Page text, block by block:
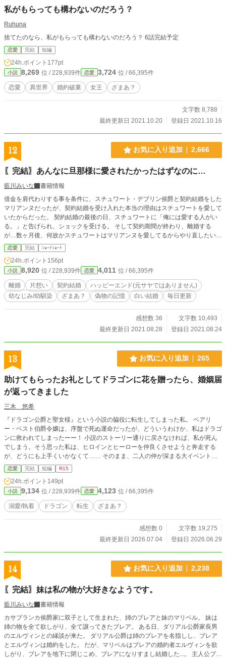
私がもらっても構わないのだろう？
Ruhuna
捨てたのなら、私がもらっても構わないのだろう？ 6話完結予定
恋愛 完結 短編
24h.ポイント 177pt
小説 8,269 位 / 228,939件 恋愛 3,724 位 / 66,395件
恋愛 異世界 婚約破棄 女王 ざまあ？
文字数 8,788
最終更新日 2021.10.20
登録日 2021.10.16
12 お気に入り追加 2,666
〖完結〗あんなに旦那様に愛されたかったはずなのに…
藍川みいな
書籍情報
借金を肩代わりする事を条件に、スチュワート・デブリン侯爵と契約結婚をした
マリアンヌだったが、契約結婚を受け入れた本当の理由はスチュワートを愛して
いたからだった。 契約結婚の最後の日、スチュワートに「俺には愛する人がい
る。」と告げられ、ショックを受ける。 そして契約期間が終わり、離婚する
が…数ヶ月後、何故かスチュワートはマリアンヌを愛してるからやり直したいと
言ってきた。 設定はゆるゆるの、架空の世界のお話です。 全9話で完結になり
ます。
恋愛 完結 ｼｮｰﾄｼｮｰﾄ
24h.ポイント 156pt
小説 8,920 位 / 228,939件 恋愛 4,011 位 / 66,395件
離婚 片想い 契約結婚
ハッピーエンド(元サヤではありません)
幼なじみ/幼馴染
ざまあ？ 偽物の記憶 白い結婚 毎日更新
感想数 36
文字数 10,493
最終更新日 2021.08.28
登録日 2021.08.24
13 お気に入り追加 265
助けてもらったお礼としてドラゴンに花を贈ったら、婚姻届
が返ってきました
三木 悠希
『ドラゴン公爵と聖女様』という小説の脇役に転生してしまった私。 ベアリ
ー・ベスト伯爵令嬢は、序盤で死ぬ運命だったが、どういうわけか、私はドラゴ
ンに救われてしまったーー！ 小説のストーリー通りに戻さなければ、私が死ん
でしまう。そう思った私は、ヒロインとヒーローを仲良くさせようと奔走する
が、どうにも上手くいかなくて…… そのまま、二人の仲が深まる大イベント、
国王主催の舞踏会が始まってしまった。 当然の如く何もなく終了。 その後日、
憂鬱な私のもとにやってきた公爵様。 「やあ。久しぶり、とでも言おうか」
「そ、その手に持っているのは……？」 そうしてベアリーは、公爵様から×
×！？を受けることにーー！
恋愛 完結 短編 R15
24h.ポイント 149pt
小説 9,134 位 / 228,939件 恋愛 4,123 位 / 66,395件
溺愛/執着 ドラゴン 転生 ざまあ？
感想数 0
文字数 19,275
最終更新日 2026.07.04
登録日 2026.06.29
14 お気に入り追加 2,238
〖完結〗妹は私の物が大好きなようです。
藍川みいな
書籍情報
カサブランカ侯爵家に双子として生まれた、姉のブレアと妹のマリベル。 妹は
姉の物を全て欲しがり、全て譲ってきたブレア。 ある日、ダリアル公爵家長男
のエルヴィンとの縁談が来た。 ダリアル公爵は姉のブレアを名指しし、ブレア
とエルヴィンは婚約をした。 だが、マリベルはブレアの婚約者エルヴィンを欲
しがり、ブレアを地下に閉じこめ、ブレアになりすまし結婚した...。 主人公ブレ